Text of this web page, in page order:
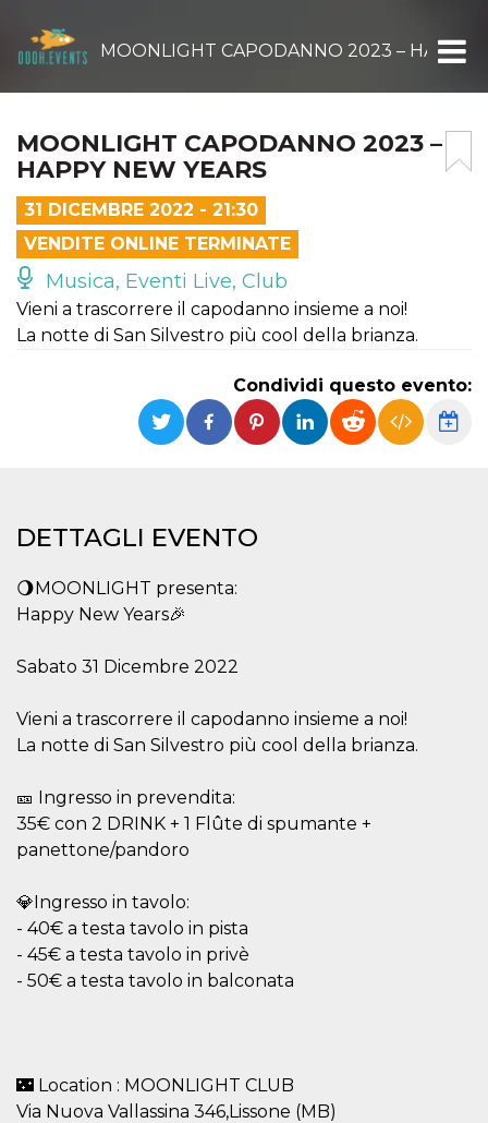
MOONLIGHT CAPODANNO 2023 – HAPPY
MOONLIGHT CAPODANNO 2023 –
HAPPY NEW YEARS
31 DICEMBRE 2022 - 21:30
VENDITE ONLINE TERMINATE
Musica, Eventi Live, Club
Vieni a trascorrere il capodanno insieme a noi!
La notte di San Silvestro più cool della brianza.
Condividi questo evento:
DETTAGLI EVENTO
🌖MOONLIGHT presenta:
Happy New Years🎉
Sabato 31 Dicembre 2022
Vieni a trascorrere il capodanno insieme a noi!
La notte di San Silvestro più cool della brianza.
🎫 Ingresso in prevendita:
35€ con 2 DRINK + 1 Flûte di spumante +
panettone/pandoro
💎Ingresso in tavolo:
- 40€ a testa tavolo in pista
- 45€ a testa tavolo in privè
- 50€ a testa tavolo in balconata
🌃 Location : MOONLIGHT CLUB
Via Nuova Vallassina 346,Lissone (MB)